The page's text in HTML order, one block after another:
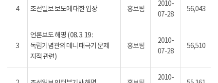
4 조선일보 보도에 대한 입장 홍보팀
2010-
07-28
56,043
3
언론보도 해명 ( 08. 3. 19 :
독립기념관의 데니 태극기 문제
지적 관련)
홍보팀
2010-
07-28
56,510
2010-